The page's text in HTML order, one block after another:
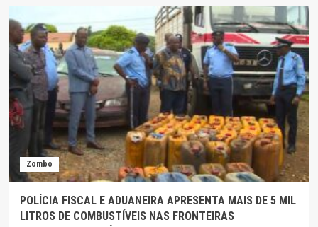
Zombo
POLÍCIA FISCAL E ADUANEIRA APRESENTA MAIS DE 5 MIL
LITROS DE COMBUSTÍVEIS NAS FRONTEIRAS